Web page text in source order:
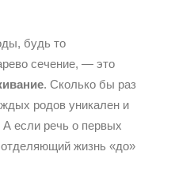
будь то
сечение, — это
. Сколько бы раз
родов уникален и
А если речь о первых
жизнь «до»